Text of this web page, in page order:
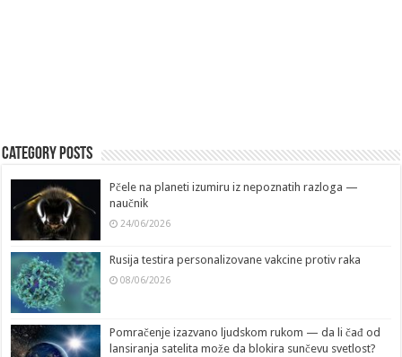
Category Posts
Pčele na planeti izumiru iz nepoznatih razloga —
naučnik
24/06/2026
Rusija testira personalizovane vakcine protiv raka
08/06/2026
Pomračenje izazvano ljudskom rukom — da li čađ od
lansiranja satelita može da blokira sunčevu svetlost?